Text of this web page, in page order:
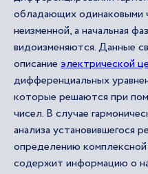
обладающих одинаковыми
неизменной, а начальная
видоизменяются. Данные
описание электрической
дифференциальных
которые решаются при
чисел. В случае
анализа установившегося
определению
содержит информацию о